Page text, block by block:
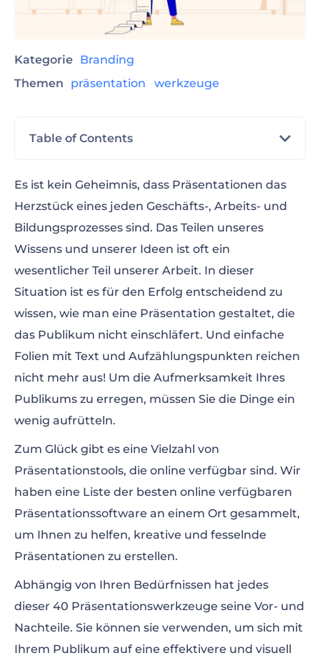
Kategorie Branding
Themen
präsentation werkzeuge
Table of Contents
Beste Online-Präsentationstools
Es ist kein Geheimnis, dass Präsentationen das
Herzstück eines jeden Geschäfts-, Arbeits- und
Bildungsprozesses sind. Das Teilen unseres
Wissens und unserer Ideen ist oft ein
wesentlicher Teil unserer Arbeit. In dieser
Situation ist es für den Erfolg entscheidend zu
wissen, wie man eine Präsentation gestaltet, die
das Publikum nicht einschläfert. Und einfache
Folien mit Text und Aufzählungspunkten reichen
nicht mehr aus! Um die Aufmerksamkeit Ihres
Publikums zu erregen, müssen Sie die Dinge ein
wenig aufrütteln.
Zum Glück gibt es eine Vielzahl von
Präsentationstools, die online verfügbar sind. Wir
haben eine Liste der besten online verfügbaren
Präsentationssoftware an einem Ort gesammelt,
um Ihnen zu helfen, kreative und fesselnde
Präsentationen zu erstellen.
Abhängig von Ihren Bedürfnissen hat jedes
dieser 40 Präsentationswerkzeuge seine Vor- und
Nachteile. Sie können sie verwenden, um sich mit
Ihrem Publikum auf eine effektivere und visuell